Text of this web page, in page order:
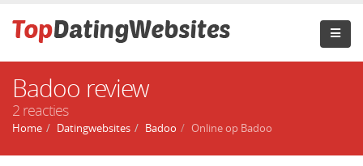
Badoo review
2 reacties
Home Datingwebsites Badoo Online op Badoo